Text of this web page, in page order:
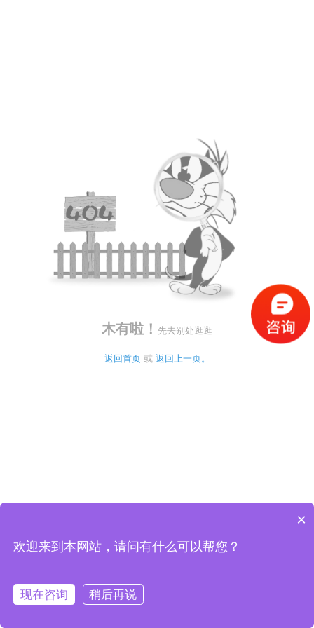
木有啦！ 先去别处逛逛
返回首页 或 返回上一页。
×
欢迎来到本网站，请问有什么可以帮您？
现在咨询 稍后再说